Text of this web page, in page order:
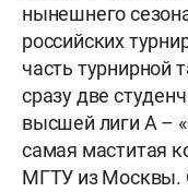
нынешнего
российских
часть турнирной
сразу две
высшей лиги А –
самая маститая
МГТУ из Москвы.